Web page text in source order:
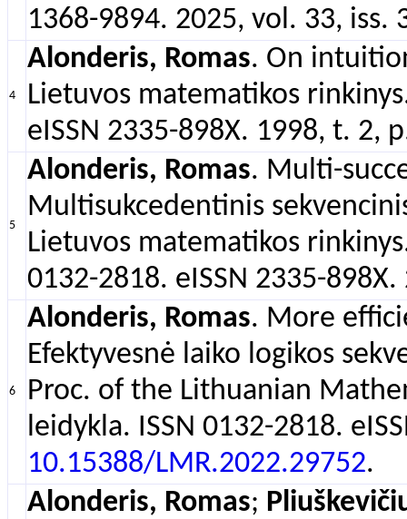
1368-9894. 2025, vol. 33, iss.
4
Alonderis, Romas. On
Lietuvos matematikos
eISSN 2335-898X. 1998, t. 2,
5
Alonderis, Romas. Multi-
Multisukcedentinis
Lietuvos matematikos
0132-2818. eISSN 2335-
6
Alonderis, Romas. More
Efektyvesnė laiko logikos
Proc. of the Lithuanian
leidykla. ISSN 0132-2818.
10.15388/LMR.2022.29752.
Alonderis, Romas;